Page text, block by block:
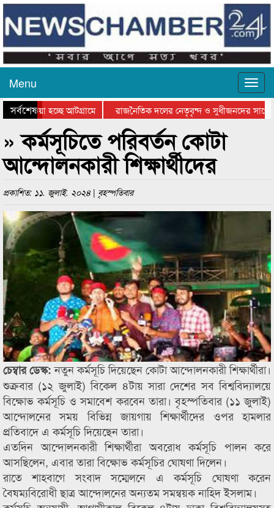
Menu
সর্বশেষ
যাওয়া হচ্ছে আটগ্রামে
রাজনৈতিক দলের নেতৃবৃন্দ ও সুধীজনদের সাথে
পুরস্কার বিতরণ সম্পন্ন
সিলেটে বাংলাদেশ গ্রুপ থিয়েটার
» কর্মসূচিতে পরিবর্তন কোটা
আন্দোলনকারী শিক্ষার্থীদের
প্রকাশিত: ১১. জুলাই. ২০২৪ | বৃহস্পতিবার
চেম্বার ডেস্ক:নতুন কর্মসূচি দিয়েছেন কোটা আন্দোলনকারী শিক্ষার্থীরা।
শুক্রবার (১২ জুলাই) বিকেল ৪টায় সারা দেশের সব বিশ্ববিদ্যালয়ে
বিক্ষোভ কর্মসূচি ও সমাবেশ করবেন তারা। বৃহস্পতিবার (১১ জুলাই)
আন্দোলনের সময় বিভিন্ন জায়গায় শিক্ষার্থীদের ওপর হামলার
প্রতিবাদে এ কর্মসূচি দিয়েছেন তারা।
এতদিন আন্দোলনকারী শিক্ষার্থীরা অবরোধ কর্মসূচি পালন করে
আসছিলেন, এবার তারা বিক্ষোভ কর্মসূচির ঘোষণা দিলেন।
রাতে শাহবাগে সংবাদ সম্মেলনে এ কর্মসূচি ঘোষণা করেন
বৈষম্যবিরোধী ছাত্র আন্দোলনের অন্যতম সমন্বয়ক নাহিদ ইসলাম।